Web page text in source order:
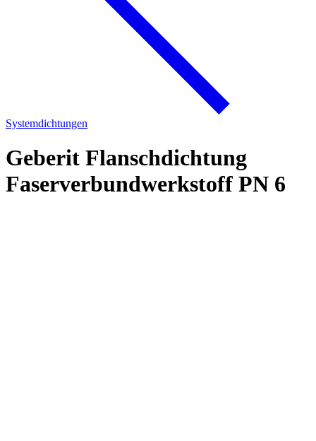
Systemdichtungen
Geberit Flanschdichtung
Faserverbundwerkstoff PN 6